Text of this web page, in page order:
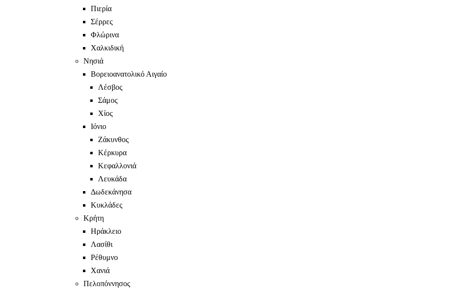
Πιερία
Σέρρες
Φλώρινα
Χαλκιδική
Νησιά
Βορειοανατολικό Αιγαίο
Λέσβος
Σάμος
Χίος
Ιόνιο
Ζάκυνθος
Κέρκυρα
Κεφαλλονιά
Λευκάδα
Δωδεκάνησα
Κυκλάδες
Κρήτη
Ηράκλειο
Λασίθι
Ρέθυμνο
Χανιά
Πελοπόννησος